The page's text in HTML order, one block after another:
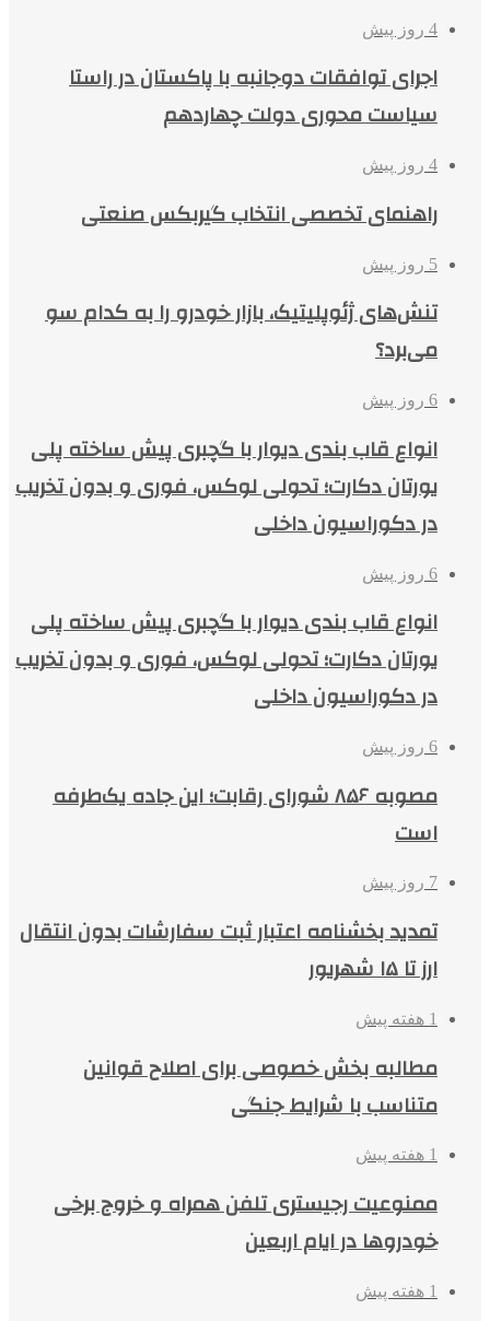
4 روز پیش
اجرای توافقات دوجانبه با پاکستان در راستا
سیاست محوری دولت چهاردهم
4 روز پیش
راهنمای تخصصی انتخاب گیربکس صنعتی
5 روز پیش
تنش‌های ژئوپلیتیک، بازار خودرو را به کدام سو
می‌برد؟
6 روز پیش
انواع قاب بندی دیوار با گچبری پیش ساخته پلی
یورتان دکارت؛ تحولی لوکس، فوری و بدون تخریب
در دکوراسیون داخلی
6 روز پیش
انواع قاب بندی دیوار با گچبری پیش ساخته پلی
یورتان دکارت؛ تحولی لوکس، فوری و بدون تخریب
در دکوراسیون داخلی
6 روز پیش
مصوبه ۸۵۶ شورای رقابت؛ این جاده یک‌طرفه
است
7 روز پیش
تمدید بخشنامه اعتبار ثبت سفارشات بدون انتقال
ارز تا ۱۵ شهریور
1 هفته پیش
مطالبه بخش خصوصی برای اصلاح قوانین
متناسب با شرایط جنگی
1 هفته پیش
ممنوعیت رجیستری تلفن همراه و خروج برخی
خودروها در ایام اربعین
1 هفته پیش